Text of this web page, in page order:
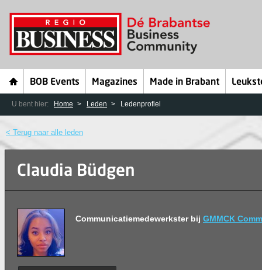
BOB Events Magazines Made in Brabant
U bent hier: Home Leden Ledenprofiel
< Terug naar alle leden
Claudia Büdgen
Communicatiemedewerkster bij GMMCK